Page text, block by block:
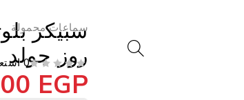
سماعات محمولة
روز جولد
0 استعراض
EGP